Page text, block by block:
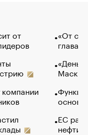
от
«От
глава
Маск в
основ
ЕС
нефти